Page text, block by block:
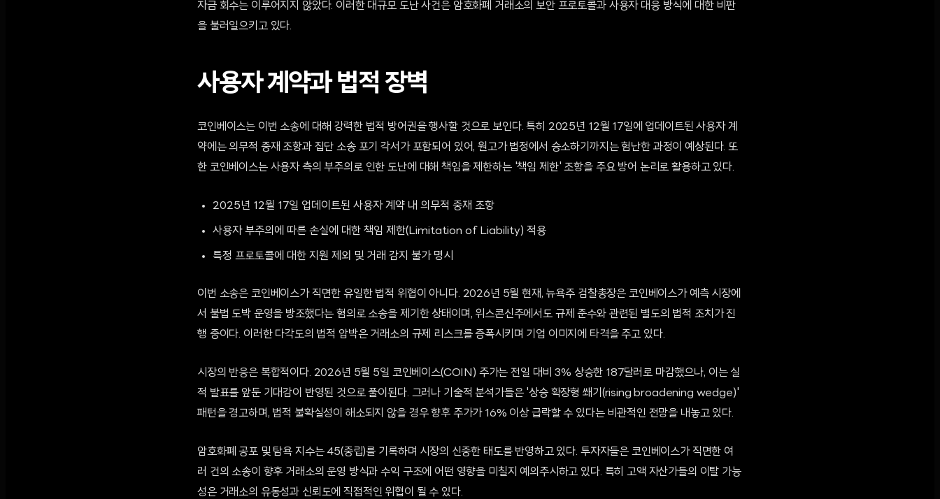
자금 회수는 이루어지지 않았다. 이러한 대규모 도난 사건은 암호화폐 거래소의 보안 프로토콜과 사용자 대응 방식에 대한 비판
을 불러일으키고 있다.
사용자 계약과 법적 장벽
코인베이스는 이번 소송에 대해 강력한 법적 방어권을 행사할 것으로 보인다. 특히 2025년 12월 17일에 업데이트된 사용자 계
약에는 의무적 중재 조항과 집단 소송 포기 각서가 포함되어 있어, 원고가 법정에서 승소하기까지는 험난한 과정이 예상된다. 또
한 코인베이스는 사용자 측의 부주의로 인한 도난에 대해 책임을 제한하는 '책임 제한' 조항을 주요 방어 논리로 활용하고 있다.
2025년 12월 17일 업데이트된 사용자 계약 내 의무적 중재 조항
사용자 부주의에 따른 손실에 대한 책임 제한(Limitation of Liability) 적용
특정 프로토콜에 대한 지원 제외 및 거래 감지 불가 명시
이번 소송은 코인베이스가 직면한 유일한 법적 위협이 아니다. 2026년 5월 현재, 뉴욕주 검찰총장은 코인베이스가 예측 시장에
서 불법 도박 운영을 방조했다는 혐의로 소송을 제기한 상태이며, 위스콘신주에서도 규제 준수와 관련된 별도의 법적 조치가 진
행 중이다. 이러한 다각도의 법적 압박은 거래소의 규제 리스크를 증폭시키며 기업 이미지에 타격을 주고 있다.
시장의 반응은 복합적이다. 2026년 5월 5일 코인베이스(COIN) 주가는 전일 대비 3% 상승한 187달러로 마감했으나, 이는 실
적 발표를 앞둔 기대감이 반영된 것으로 풀이된다. 그러나 기술적 분석가들은 '상승 확장형 쐐기(rising broadening wedge)'
패턴을 경고하며, 법적 불확실성이 해소되지 않을 경우 향후 주가가 16% 이상 급락할 수 있다는 비관적인 전망을 내놓고 있다.
암호화폐 공포 및 탐욕 지수는 45(중립)를 기록하며 시장의 신중한 태도를 반영하고 있다. 투자자들은 코인베이스가 직면한 여
러 건의 소송이 향후 거래소의 운영 방식과 수익 구조에 어떤 영향을 미칠지 예의주시하고 있다. 특히 고액 자산가들의 이탈 가능
성은 거래소의 유동성과 신뢰도에 직접적인 위협이 될 수 있다.